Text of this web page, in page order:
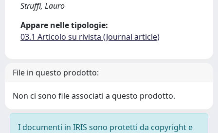
Struffi, Lauro
Appare nelle tipologie:
03.1 Articolo su rivista (Journal article)
File in questo prodotto:
Non ci sono file associati a questo prodotto.
I documenti in IRIS sono protetti da copyright e